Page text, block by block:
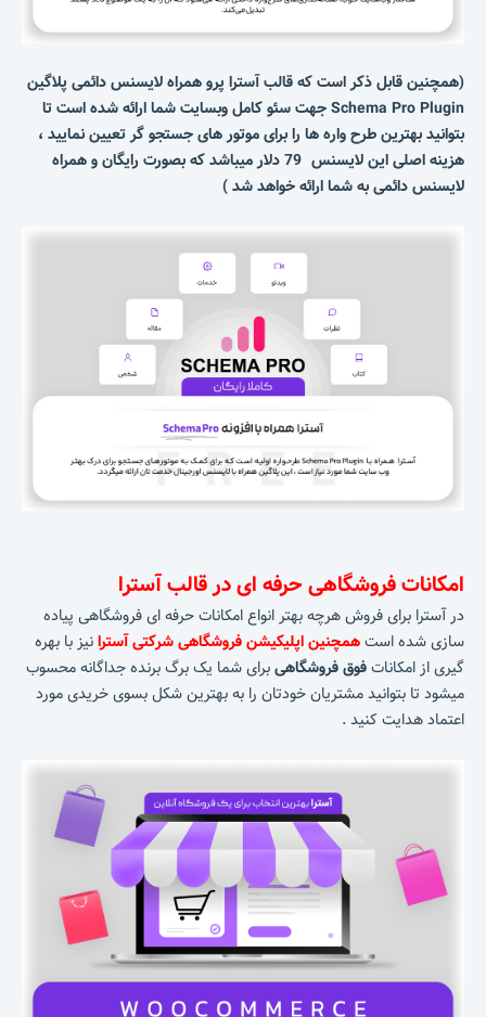
(همچنین قابل ذکر است که قالب آسترا پرو همراه لایسنس دائمی پلاگین
Schema Pro Plugin جهت سئو کامل وبسایت شما ارائه شده است تا
بتوانید بهترین طرح واره ها را برای موتور های جستجو گر تعیین نمایید ،
هزینه اصلی این لایسنس 79 دلار میباشد که بصورت رایگان و همراه
لایسنس دائمی به شما ارائه خواهد شد )
امکانات فروشگاهی حرفه ای در قالب آسترا
در آسترا برای فروش هرچه بهتر انواع امکانات حرفه ای فروشگاهی پیاده
سازی شده استهمچنین اپلیکیشن فروشگاهی شرکتی آسترانیز با بهره
گیری از امکاناتفوق فروشگاهیبرای شما یک برگ برنده جداگانه محسوب
میشود تا بتوانید مشتریان خودتان را به بهترین شکل بسوی خریدی مورد
اعتماد هدایت کنید .